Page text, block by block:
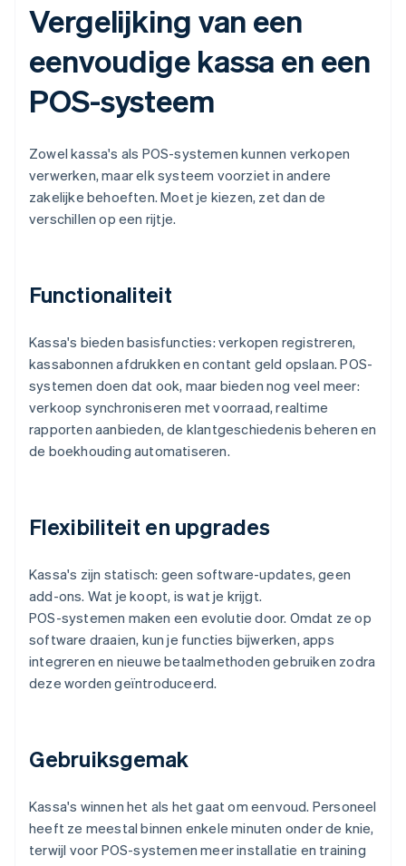
Vergelijking van een
eenvoudige kassa en een
POS-systeem
Zowel kassa's als POS-systemen kunnen verkopen
verwerken, maar elk systeem voorziet in andere
zakelijke behoeften. Moet je kiezen, zet dan de
verschillen op een rijtje.
Functionaliteit
Kassa's bieden basisfuncties: verkopen registreren,
kassabonnen afdrukken en contant geld opslaan. POS-
systemen doen dat ook, maar bieden nog veel meer:
verkoop synchroniseren met voorraad, realtime
rapporten aanbieden, de klantgeschiedenis beheren en
de boekhouding automatiseren.
Flexibiliteit en upgrades
Kassa's zijn statisch: geen software-updates, geen
add-ons. Wat je koopt, is wat je krijgt.
POS-systemen maken een evolutie door. Omdat ze op
software draaien, kun je functies bijwerken, apps
integreren en nieuwe betaalmethoden gebruiken zodra
deze worden geïntroduceerd.
Gebruiksgemak
Kassa's winnen het als het gaat om eenvoud. Personeel
heeft ze meestal binnen enkele minuten onder de knie,
terwijl voor POS-systemen meer installatie en training